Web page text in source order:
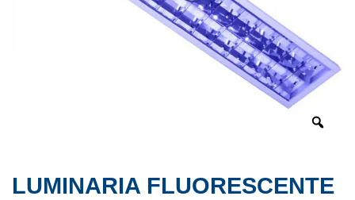
LUMINARIA FLUORESCENTE